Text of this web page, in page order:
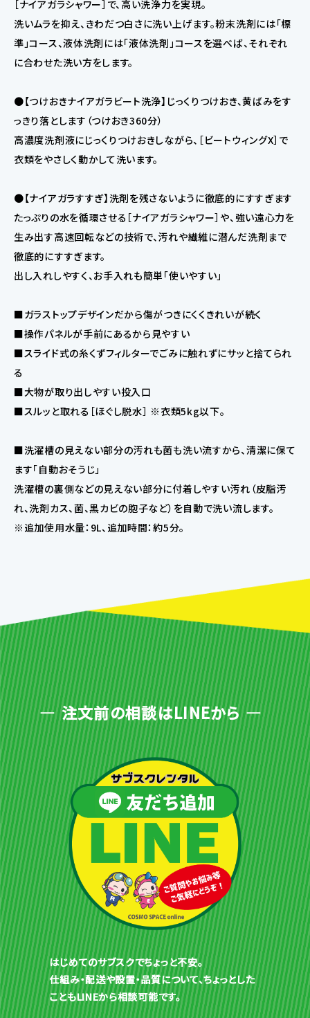
［ナイアガラシャワー］で、高い洗浄力を実現。
洗いムラを抑え、きわだつ白さに洗い上げます。粉末洗剤には「標
準」コース、液体洗剤には「液体洗剤」コースを選べば、それぞれ
に合わせた洗い方をします。
●【つけおきナイアガラビート洗浄】じっくりつけおき、黄ばみをす
っきり落とします（つけおき360分）
高濃度洗剤液にじっくりつけおきしながら、［ビートウィングX］で
衣類をやさしく動かして洗います。
●【ナイアガラすすぎ】洗剤を残さないように徹底的にすすぎます
たっぷりの水を循環させる［ナイアガラシャワー］や、強い遠心力を
生み出す高速回転などの技術で、汚れや繊維に潜んだ洗剤まで
徹底的にすすぎます。
出し入れしやすく、お手入れも簡単「使いやすい」
■ガラストップデザインだから傷がつきにくくきれいが続く
■操作パネルが手前にあるから見やすい
■スライド式の糸くずフィルターでごみに触れずにサッと捨てられ
る
■大物が取り出しやすい投入口
■スルッと取れる［ほぐし脱水］ ※衣類5kg以下。
■洗濯槽の見えない部分の汚れも菌も洗い流すから、清潔に保て
ます「自動おそうじ」
洗濯槽の裏側などの見えない部分に付着しやすい汚れ（皮脂汚
れ、洗剤カス、菌、黒カビの胞子など）を自動で洗い流します。
※追加使用水量：9L、追加時間：約5分。
注文前の相談はLINEから
はじめてのサブスクでちょっと不安。
仕組み・配送や設置・品質について、ちょっとした
こともLINEから相談可能です。